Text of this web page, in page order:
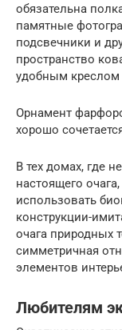
обязательна
памятные
подсвечники и
пространство
удобным креслом
Орнамент
хорошо
В тех домах, где
настоящего
использовать
конструкции-
очага природных
симметричная
элементов
Любителям